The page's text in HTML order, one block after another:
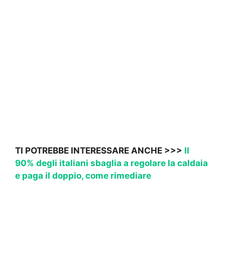
TI POTREBBE INTERESSARE ANCHE >>> Il
90% degli italiani sbaglia a regolare la caldaia
e paga il doppio, come rimediare